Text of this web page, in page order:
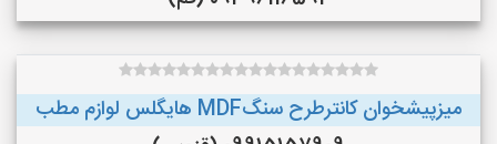
میزپیشخوان کانترطرح سنگMDF هایگلس لوازم مطب